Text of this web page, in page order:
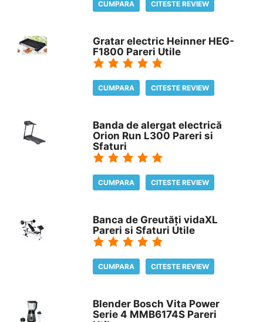
CUMPARA CITESTE REVIEW
Gratar electric Heinner HEG-
F1800 Pareri Utile
CUMPARA CITESTE REVIEW
Banda de alergat electrică
Orion Run L300 Pareri si
Sfaturi
CUMPARA CITESTE REVIEW
Banca de Greutăți vidaXL
Pareri si Sfaturi Utile
CUMPARA CITESTE REVIEW
Blender Bosch Vita Power
Serie 4 MMB6174S Pareri